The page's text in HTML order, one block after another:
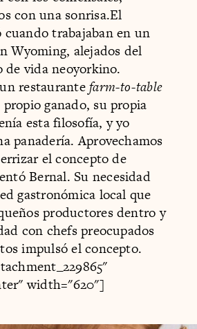
con una sonrisa.El
trabajaban en un
Wyoming, alejados del
de vida neoyorkino.
restaurantefarm-to-table
ganado, su propia
esta filosofía, y yo
panadería. Aprovechamos
el concepto de
Bernal. Su necesidad
gastronómica local que
productores dentro y
con chefs preocupados
impulsó el concepto.
width="620"]